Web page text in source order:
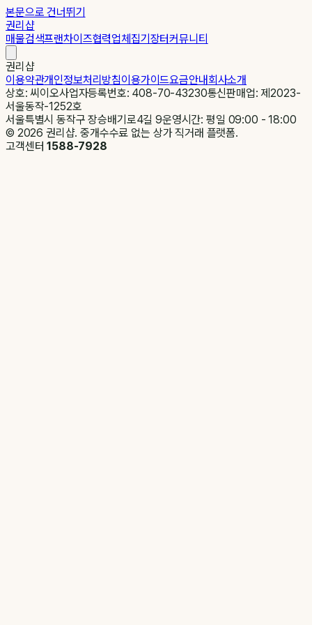
본문으로 건너뛰기
권리샵
매물검색프랜차이즈협력업체집기장터커뮤니티
권리샵
이용약관개인정보처리방침이용가이드요금안내회사소개
상호: 씨이오사업자등록번호: 408-70-43230통신판매업: 제2023-
서울동작-1252호
서울특별시 동작구 장승배기로4길 9운영시간: 평일 09:00 - 18:00
© 2026 권리샵. 중개수수료 없는 상가 직거래 플랫폼.
고객센터1588-7928